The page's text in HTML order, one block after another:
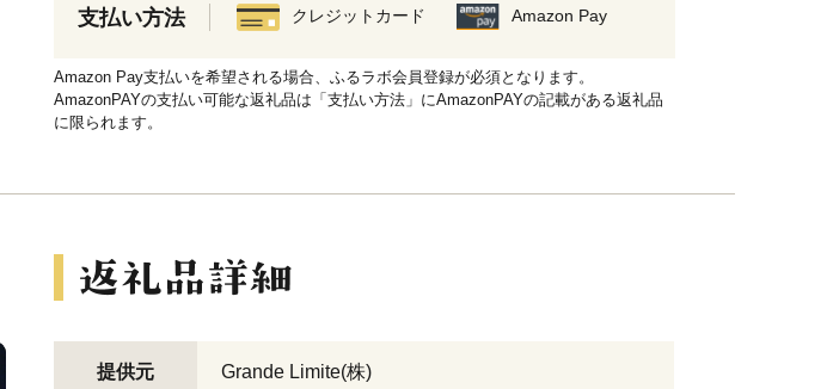
支払い方法 クレジットカード Amazon Pay
Amazon Pay支払いを希望される場合、ふるラボ会員登録が必須となります。
AmazonPAYの支払い可能な返礼品は「支払い方法」にAmazonPAYの記載がある返礼品
に限られます。
提供元 Grande Limite(株)